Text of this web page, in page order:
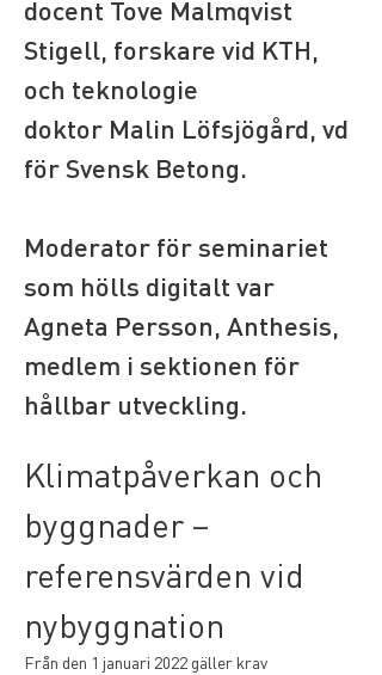
docent Tove Malmqvist
Stigell, forskare vid KTH,
och teknologie
doktor Malin Löfsjögård, vd
för Svensk Betong.
Moderator för seminariet
som hölls digitalt var
Agneta Persson, Anthesis,
medlem i sektionen för
hållbar utveckling.
Klimatpåverkan och
byggnader –
referensvärden vid
nybyggnation
Från den 1 januari 2022 gäller krav